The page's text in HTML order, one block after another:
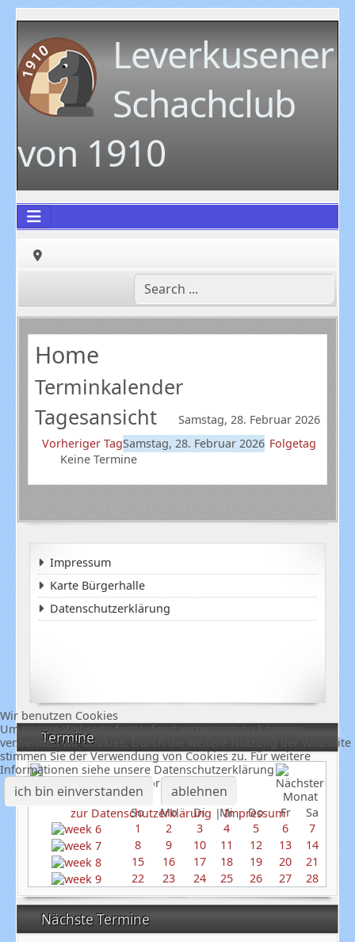
Leverkusener
Schachclub
von 1910
Termine
Februar 2026
So
Mo Di Mi Do Fr
Sa
1
2 3 4 5 6
7
8
9 10 11 12 13
14
15
16 17 18 19 20
21
22
23 24 25 26 27 28
Nächste Termine
Home
Terminkalender
Tagesansicht
Samstag, 28. Februar 2026
Vorheriger TagSamstag, 28. Februar 2026 Folgetag
Keine Termine
Impressum
Karte Bürgerhalle
Datenschutzerklärung
Wir benutzen Cookies
Um unsere Webseite fortlaufend verbessern zu können,
verwenden wir Cookies. Durch die weitere Nutzung der Webseite
stimmen Sie der Verwendung von Cookies zu. Für weitere
Informationen siehe unsere Datenschutzerklärung
ich bin einverstanden ablehnen
zur Datenschutzerklärung |Impressum